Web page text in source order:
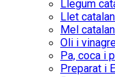
Llegum
Llet
Mel
Oli i
Pa, coca i
Preparat i